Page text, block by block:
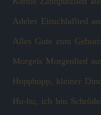
Adeles Einschlaflied
Alles Gute zum
Morgels Morgenlied
Hopphopp, kleiner
Hu-hu, ich bin